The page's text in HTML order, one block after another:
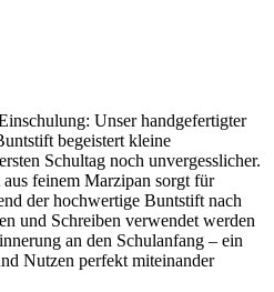
Unser handgefertigter
begeistert kleine
Schultag noch unvergesslicher.
feinem Marzipan sorgt für
der hochwertige Buntstift nach
und Schreiben verwendet werden
an den Schulanfang – ein
Nutzen perfekt miteinander